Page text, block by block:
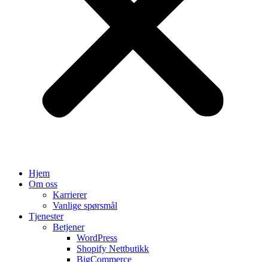
Hjem
Om oss
Karrierer
Vanlige spørsmål
Tjenester
Betjener
WordPress
Shopify Nettbutikk
BigCommerce